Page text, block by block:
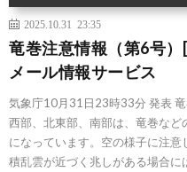
2025.10.31 23:35
竜巻注意情報（第6号
メール情報サービス
気象庁10月31日23時33分 発表
西部、北東部、南部は、竜巻な
になっています。空の様子に注
積乱雲が近づく兆しがある場合